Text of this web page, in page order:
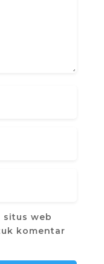
situs web
komentar